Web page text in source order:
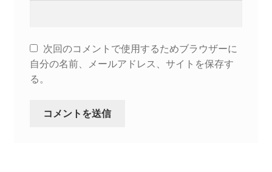
次回のコメントで使用するためブラウザーに
自分の名前、メールアドレス、サイトを保存す
る。